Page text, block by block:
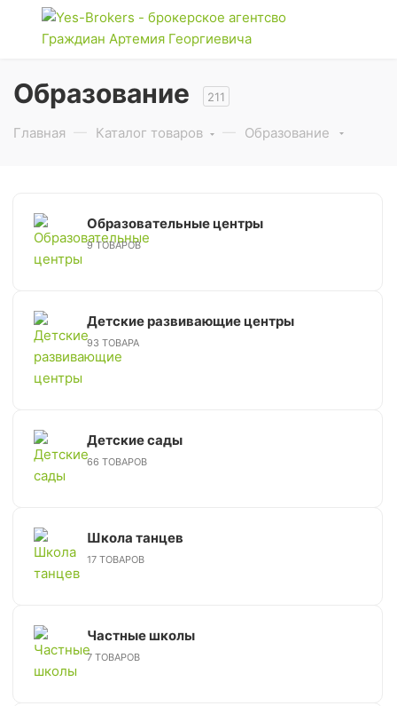
Образование 211
Главная Каталог товаров Образование
Образовательные центры
9 ТОВАРОВ
Детские развивающие центры
93 ТОВАРА
Детские сады
66 ТОВАРОВ
Школа танцев
17 ТОВАРОВ
Частные школы
7 ТОВАРОВ